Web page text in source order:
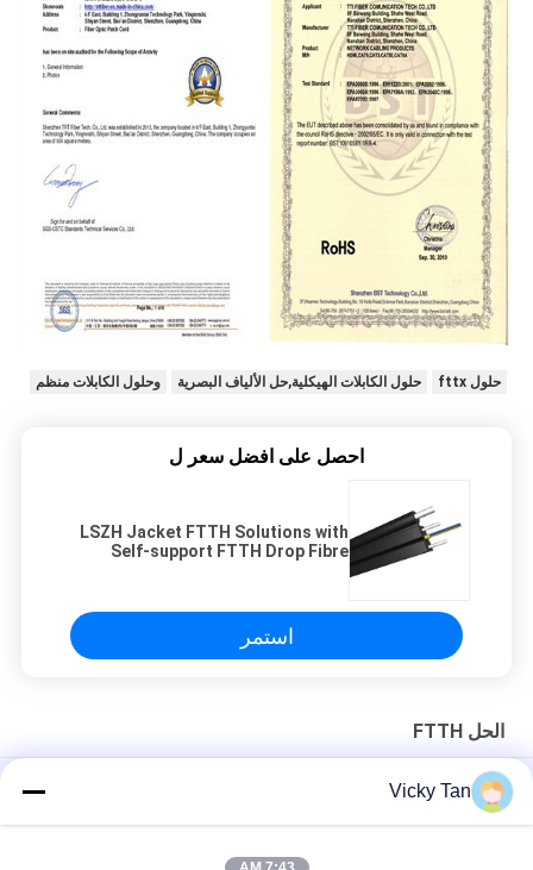
حلول fttx حلول الكابلات الهيكلية,حل الألياف البصرية وحلول الكابلات منظم
احصل على افضل سعر ل
LSZH Jacket FTTH Solutions with
Self-support FTTH Drop Fibre
استمر
الحل FTTH
Max. 80 Km Range Setting 3.5-Inch Multi-Touch Screen 1550
nm Wavelength MINI OTDR
Vicky Tan